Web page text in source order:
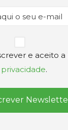
Email
(Obrigatório)
e aceito a
privacidade.